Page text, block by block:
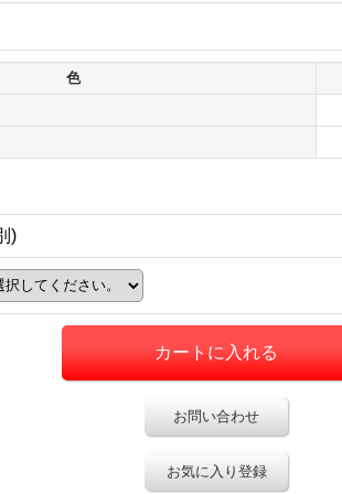
色
)
お問い合わせ
お気に入り登録